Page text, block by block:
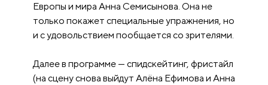
Европы и мира Анна Семисынова. Она не
только покажет специальные упражнения, но
и с удовольствием пообщается со зрителями.
Далее в программе — спидскейтинг, фристайл
(на сцену снова выйдут Алёна Ефимова и Анна